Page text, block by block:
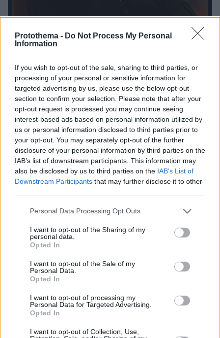
Protothema - Do Not Process My Personal
Information
If you wish to opt-out of the sale, sharing to third parties, or
processing of your personal or sensitive information for
targeted advertising by us, please use the below opt-out
section to confirm your selection. Please note that after your
opt-out request is processed you may continue seeing
interest-based ads based on personal information utilized by
us or personal information disclosed to third parties prior to
your opt-out. You may separately opt-out of the further
disclosure of your personal information by third parties on the
IAB’s list of downstream participants. This information may
also be disclosed by us to third parties on the IAB’s List of
Downstream Participants that may further disclose it to other
Please note that this website/app uses one or more Google
not limited to your visit or usage behaviour. You may click to
grant or deny consent to Google and its third-party tags to
use your data for below specified purposes in below Google
consent section.
Personal Data Processing Opt Outs
I want to opt-out of the Sharing of my
personal data.
Opted In
I want to opt-out of the Sale of my
Personal Data.
Opted In
I want to opt-out of processing my
Personal Data for Targeted Advertising.
Opted In
I want to opt-out of Collection, Use,
Ο Δημήτρης Λάλος μίλησε για τον ρόλο του στον
«Τιμωρό» - Γυρνάει από τη φυλακή για να αποδώσει
δικαιοσύνη, λέει
Η σειρά κάνει πρεμιέρα στον Alpha απόψε - Tι
δήλωσε ο ηθοποιός
23.09.2024, 14:57 4